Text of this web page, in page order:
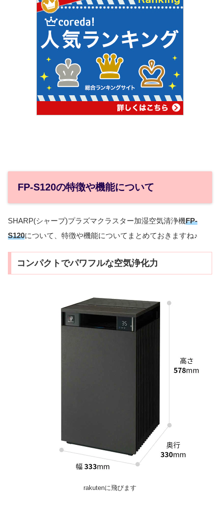
FP-S120の特徴や機能について
SHARP(シャープ)プラズマクラスター加湿空気清浄機FP-
S120について、特徴や機能についてまとめておきますね♪
コンパクトでパワフルな空気浄化力
rakutenに飛びます